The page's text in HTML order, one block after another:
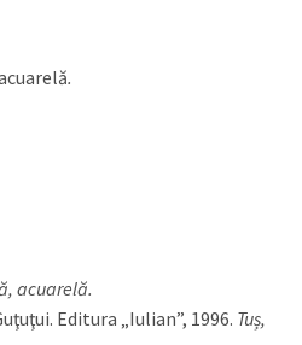
.
acuarelă.
Editura „Iulian”, 1996. Tuș,